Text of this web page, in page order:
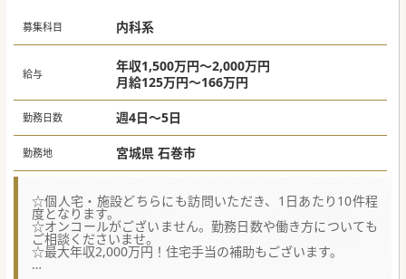
る高齢者に対し、ジェネラルに寄り添える内科診療体制の構
築が急務となっています。
プロフェッショナルを迎え入れることで、診療科目の多様化
と質の向上を目指しています。
【職場環境と雰囲気】
■70代の名誉院長から40代の若手医師まで、幅広い年代の精
神科医が在籍しており、互いの専門性を尊重し合う風通しの
良さがあります。
■新しく参画する医師の裁量が大きく、自身のこれまでの経
験やスキルを組織作りに直接反映させることができる「手応
■再建フェーズ特有の慌ただしさはありますが、それを「組
織を育てる楽しみ」と捉える前向きなスタッフが集まってお
り、一丸となって目標に向かっています。
【業務内容】
■精神科病院の強みを活かしつつ、内科医として合併症や慢
性疾患の管理を行い、地域に根差した在宅医療サービスの提
募集科目 内科系
給与
年収1,500万円～2,000万円
月給125万円～166万円
勤務日数 週4日～5日
勤務地 宮城県 石巻市
☆個人宅・施設どちらにも訪問いただき、1日あたり10件程
度となります。
☆オンコールがございません。勤務日数や働き方についても
ご相談くださいませ。
☆最大年収2,000万円！住宅手当の補助もございます。